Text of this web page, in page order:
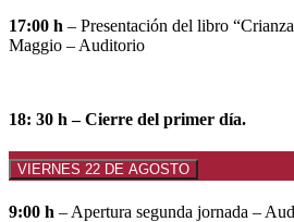
17:00 h – Presentación del libro
Maggio – Auditorio
18: 30 h – Cierre del primer día.
VIERNES 22 DE AGOSTO
9:00 h – Apertura segunda jornada –